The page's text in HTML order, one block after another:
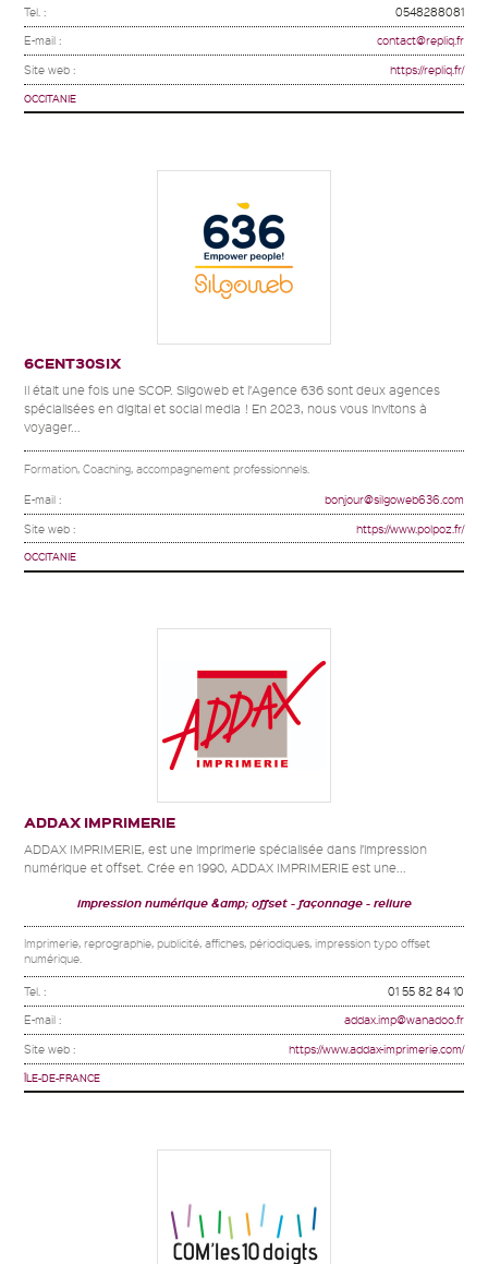
Tel. : 0548288081
E-mail : contact@repliq.fr
Site web : https://repliq.fr/
OCCITANIE
6CENT30SIX
Il était une fois une SCOP. Silgoweb et l’Agence 636 sont deux agences
spécialisées en digital et social media ! En 2023, nous vous invitons à
voyager...
Formation, Coaching, accompagnement professionnels.
E-mail : bonjour@silgoweb636.com
Site web : https://www.polpoz.fr/
OCCITANIE
ADDAX IMPRIMERIE
ADDAX IMPRIMERIE, est une imprimerie spécialisée dans l’impression
numérique et offset. Crée en 1990, ADDAX IMPRIMERIE est une...
impression numérique &amp; offset façonnage reliure
Imprimerie, reprographie, publicité, affiches, périodiques, impression typo offset
numérique.
Tel. : 01 55 82 84 10
E-mail : addax.imp@wanadoo.fr
Site web : https://www.addax-imprimerie.com/
ÎLE-DE-FRANCE